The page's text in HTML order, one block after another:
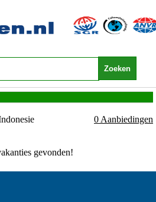
Indonesie Sulawesi -
Sulawesi Indonesie
0 Aanbiedingen
gevonden!